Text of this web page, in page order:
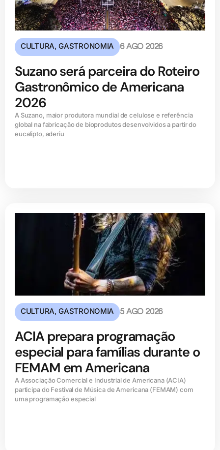
CULTURA,GASTRONOMIA 6 AGO 2026
Suzano será parceira do Roteiro
Gastronômico de Americana
2026
A Suzano, maior produtora mundial de celulose e referência
global na fabricação de bioprodutos desenvolvidos a partir do
eucalipto, aderiu
CULTURA,GASTRONOMIA 5 AGO 2026
ACIA prepara programação
especial para famílias durante o
FEMAM em Americana
A Associação Comercial e Industrial de Americana (ACIA)
participa do Festival de Música de Americana (FEMAM) com
uma programação especial